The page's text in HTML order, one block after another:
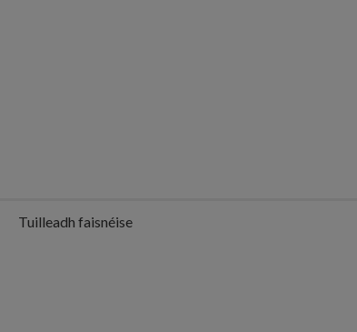
Tuilleadh faisnéise